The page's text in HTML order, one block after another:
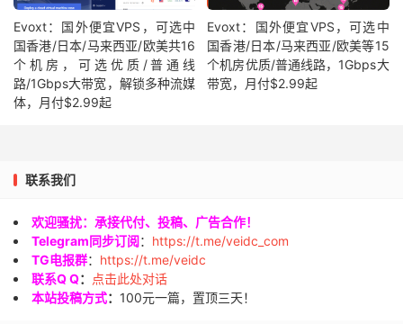
Evoxt：国外便宜VPS，可选中
国香港/日本/马来西亚/欧美共16
个机房，可选优质/普通线
路/1Gbps大带宽，解锁多种流媒
体，月付$2.99起
Evoxt：国外便宜VPS，可选中
国香港/日本/马来西亚/欧美等15
个机房优质/普通线路，1Gbps大
带宽，月付$2.99起
联系我们
欢迎骚扰：承接代付、投稿、广告合作！
Telegram同步订阅： https://t.me/veidc_com
TG电报群： https://t.me/veidc
联系Q Q：
点击此处对话
本站投稿方式： 100元一篇，置顶三天！